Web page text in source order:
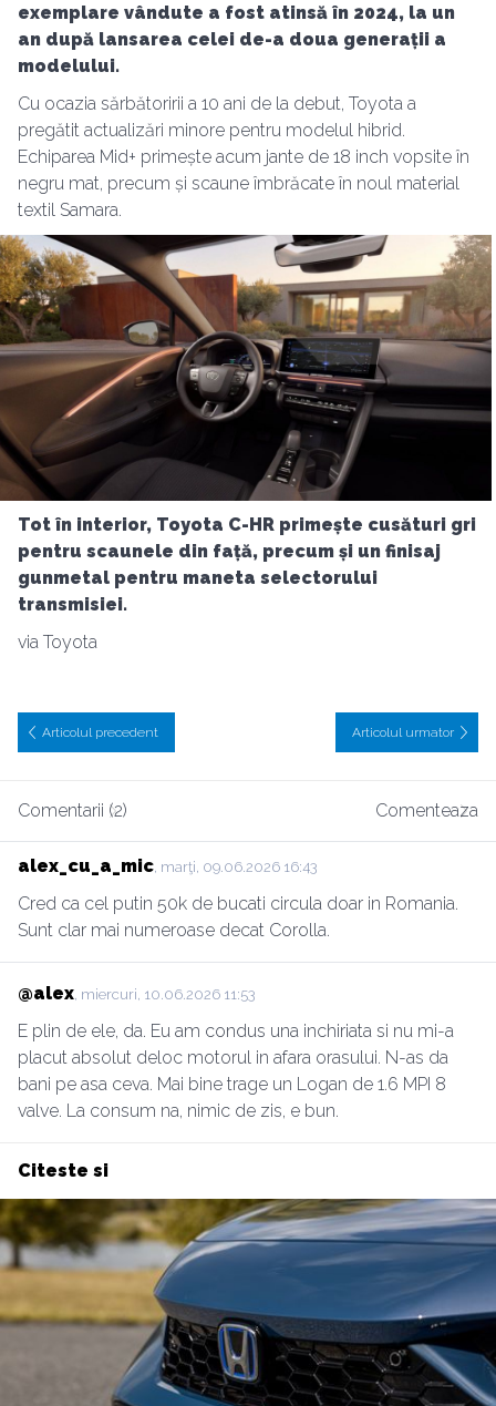
exemplare vândute a fost atinsă în 2024, la un
an după lansarea celei de-a doua generații a
modelului.
Cu ocazia sărbătoririi a 10 ani de la debut, Toyota a
pregătit actualizări minore pentru modelul hibrid.
Echiparea Mid+ primește acum jante de 18 inch vopsite în
negru mat, precum și scaune îmbrăcate în noul material
textil Samara.
Tot în interior, Toyota C-HR primește cusături gri
pentru scaunele din față, precum și un finisaj
gunmetal pentru maneta selectorului
transmisiei.
via Toyota
Articolul precedent Articolul urmator
Comentarii (2) Comenteaza
alex_cu_a_mic, marţi, 09.06.2026 16:43
Cred ca cel putin 50k de bucati circula doar in Romania.
Sunt clar mai numeroase decat Corolla.
@alex, miercuri, 10.06.2026 11:53
E plin de ele, da. Eu am condus una inchiriata si nu mi-a
placut absolut deloc motorul in afara orasului. N-as da
bani pe asa ceva. Mai bine trage un Logan de 1.6 MPI 8
valve. La consum na, nimic de zis, e bun.
Citeste si